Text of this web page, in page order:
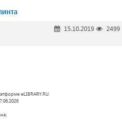
15.10.2019
2499
eLIBRARY.RU.